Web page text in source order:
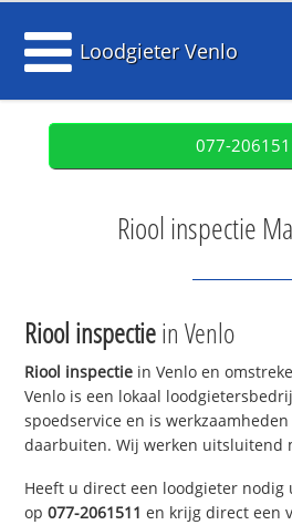
Loodgieter Venlo
077-
Riool inspectie
Riool inspectiein Venlo
Riool inspectie in Venlo en
Venlo is een lokaal
spoedservice en is
daarbuiten. Wij werken uitsluitend
Heeft u direct een loodgieter nodig
op077-2061511 en krijg direct een